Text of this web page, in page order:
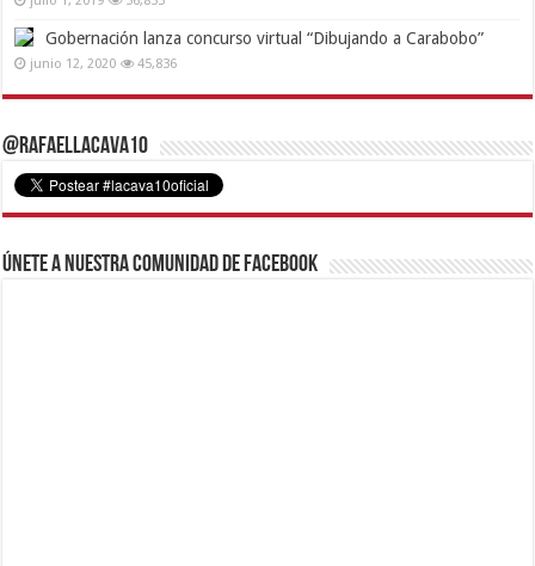
Gobernación lanza concurso virtual “Dibujando a Carabobo”
junio 12, 2020 45,836
@RafaelLacava10
Únete a nuestra comunidad de Facebook